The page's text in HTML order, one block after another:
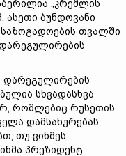
„კრემლის
ასეთი ბუნდოვანი
თვალში
სხვადასხვა
რომლებიც რუსეთის
დამსახურებას
თუ ვინმეს
პრეზიდენტ